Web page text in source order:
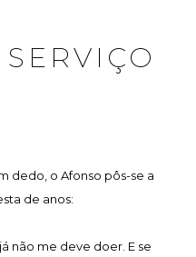
dedo, o Afonso pôs-se a
de anos:
não me deve doer. E se